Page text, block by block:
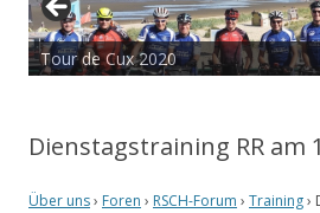
Tour de Cux 2020
Dienstagstraining RR am
Über uns› Foren › RSCH-Forum › Training›